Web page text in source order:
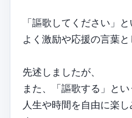
「謳歌してください」と
よく激励や応援の言葉と
先述しましたが、
また、「謳歌する」とい
人生や時間を自由に楽